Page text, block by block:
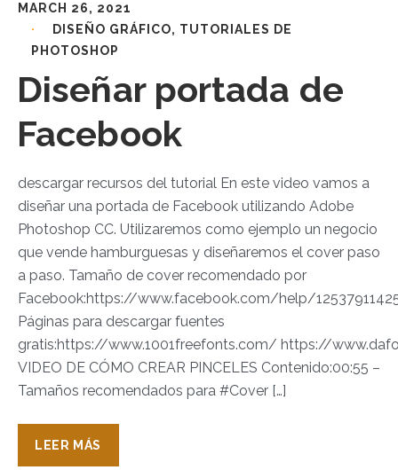
MARCH 26, 2021
DISEÑO GRÁFICO, TUTORIALES DE
PHOTOSHOP
Diseñar portada de
Facebook
descargar recursos del tutorial En este video vamos a
diseñar una portada de Facebook utilizando Adobe
Photoshop CC. Utilizaremos como ejemplo un negocio
que vende hamburguesas y diseñaremos el cover paso
a paso. Tamaño de cover recomendado por
Facebook:https://www.facebook.com/help/
Páginas para descargar fuentes
gratis:https://www.1001freefonts.com/ https://
VIDEO DE CÓMO CREAR PINCELES Contenido:00:55 –
Tamaños recomendados para #Cover […]
LEER MÁS